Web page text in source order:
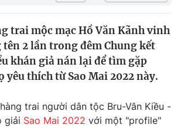
tế
trai mộc mạc Hồ Văn Kãnh vinh
tên 2 lần trong đêm Chung kết
khán giả nán lại để tìm gặp
yêu thích từ Sao Mai 2022 này.
trai người dân tộc Bru-Vân Kiều -
giải Sao Mai 2022 với một "profile"